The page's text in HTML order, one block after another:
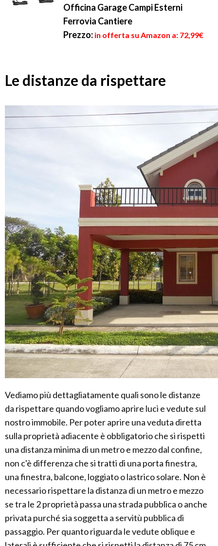
Officina Garage Campi Esterni
Ferrovia Cantiere
Prezzo: in offerta su Amazon a: 72,99€
Le distanze da rispettare
Vediamo più dettagliatamente quali sono le distanze
da rispettare quando vogliamo aprire luci e vedute sul
nostro immobile. Per poter aprire una veduta diretta
sulla proprietà adiacente è obbligatorio che si rispetti
una distanza minima di un metro e mezzo dal confine,
non c'è differenza che si tratti di una porta finestra,
una finestra, balcone, loggiato o lastrico solare. Non è
necessario rispettare la distanza di un metro e mezzo
se tra le 2 proprietà passa una strada pubblica o anche
privata purché sia soggetta a servitù pubblica di
passaggio. Per quanto riguarda le vedute oblique e